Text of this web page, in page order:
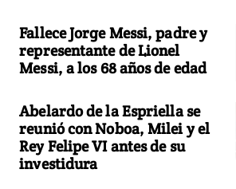
Fallece Jorge Messi, padre y
representante de Lionel
Messi, a los 68 años de edad
Abelardo de la Espriella se
reunió con Noboa, Milei y el
Rey Felipe VI antes de su
investidura